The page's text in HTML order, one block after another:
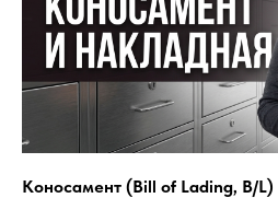
Коносамент (Bill of Lading, B/L)